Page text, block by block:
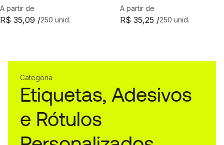
A partir de
250 unid.
R$ 35,09 /
A partir de
250 unid.
R$ 35,25 /
Categoria
Etiquetas, Adesivos
e Rótulos